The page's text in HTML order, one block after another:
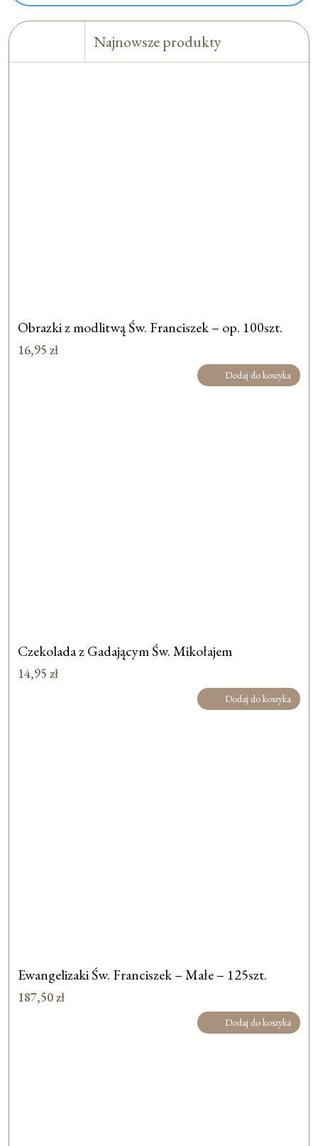
Najnowsze produkty
Obrazki z modlitwą Św. Franciszek – op. 100szt.
16,95 zł
Dodaj do koszyka
Czekolada z Gadającym Św. Mikołajem
14,95 zł
Dodaj do koszyka
Ewangelizaki Św. Franciszek – Małe – 125szt.
187,50zł
Dodaj do koszyka